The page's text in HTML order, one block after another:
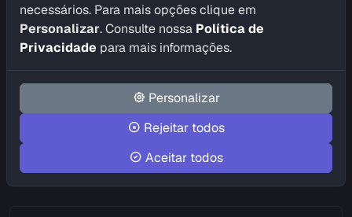
Consulte oEndereçode umaLatitude e Longitude
Logradouro
Bairro
Município
necessários. Para mais opções clique em
Personalizar. Consulte nossa Política de
Privacidade para mais informações.
Personalizar
Rejeitar todos
Aceitar todos